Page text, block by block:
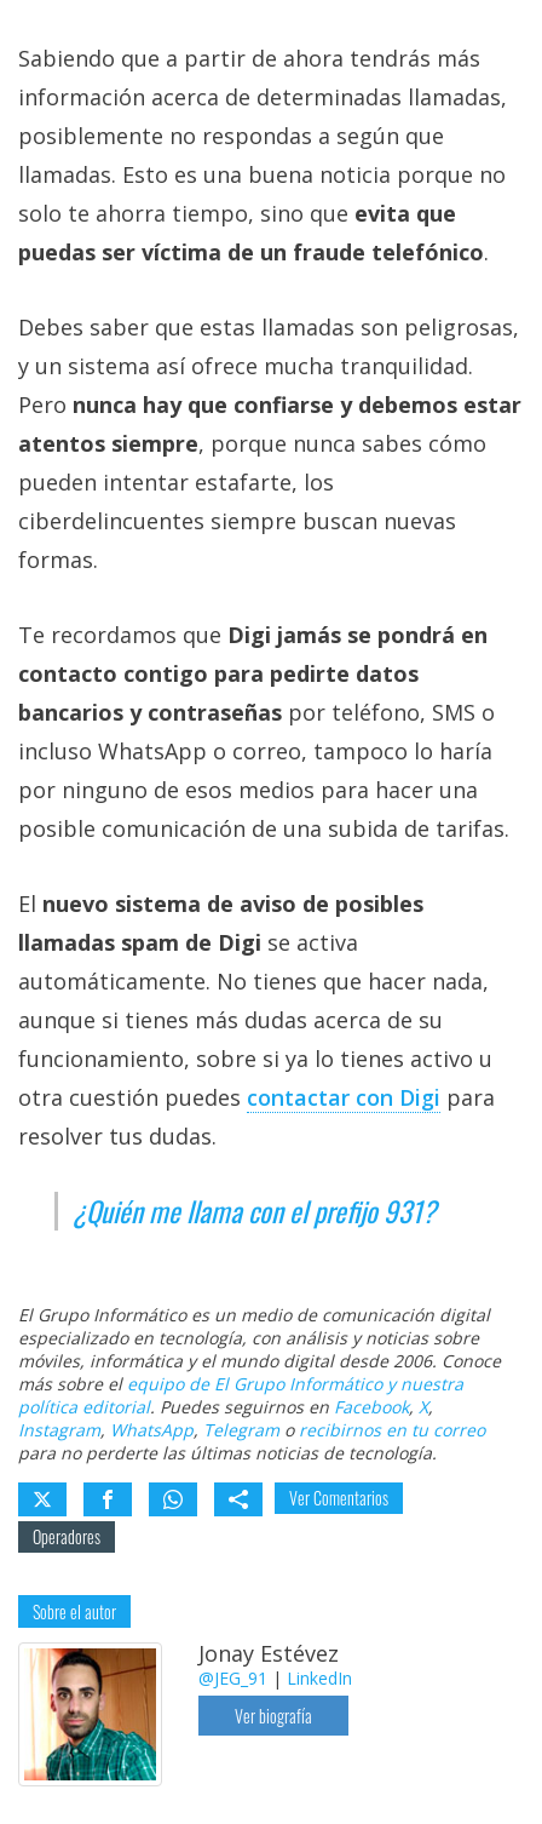
Sabiendo que a partir de ahora tendrás más
información acerca de determinadas llamadas,
posiblemente no respondas a según que
llamadas. Esto es una buena noticia porque no
solo te ahorra tiempo, sino que evita que
puedas ser víctima de un fraude telefónico.
Debes saber que estas llamadas son peligrosas,
y un sistema así ofrece mucha tranquilidad.
Pero nunca hay que confiarse y debemos estar
atentos siempre, porque nunca sabes cómo
pueden intentar estafarte, los
ciberdelincuentes siempre buscan nuevas
formas.
Te recordamos que Digi jamás se pondrá en
contacto contigo para pedirte datos
bancarios y contraseñas por teléfono, SMS o
incluso WhatsApp o correo, tampoco lo haría
por ninguno de esos medios para hacer una
posible comunicación de una subida de tarifas.
El nuevo sistema de aviso de posibles
llamadas spam de Digi se activa
automáticamente. No tienes que hacer nada,
aunque si tienes más dudas acerca de su
funcionamiento, sobre si ya lo tienes activo u
otra cuestión puedes contactar con Digi‎ para
resolver tus dudas.
¿Quién me llama con el prefijo 931?
El Grupo Informático es un medio de comunicación digital
especializado en tecnología, con análisis y noticias sobre
móviles, informática y el mundo digital desde 2006. Conoce
más sobre el equipo de El Grupo Informático y nuestra
política editorial. Puedes seguirnos en Facebook, X,
Instagram, WhatsApp, Telegramo recibirnos en tu correo
para no perderte las últimas noticias de tecnología.
Ver Comentarios
Operadores
Sobre el autor
Jonay Estévez
@JEG_91 | LinkedIn
Ver biografía